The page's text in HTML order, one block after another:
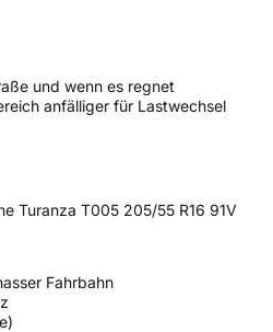
und wenn es regnet
anfälliger für Lastwechsel
Turanza T005 205/55 R16 91V
Fahrbahn